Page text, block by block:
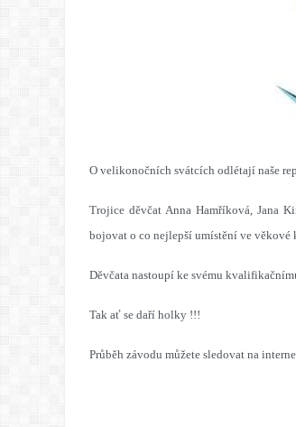
O velikonočních svátcích odlétají naše
Trojice děvčat Anna Hamříková, Jana
bojovat o co nejlepší umístění ve věkové
Děvčata nastoupí ke svému
Tak ať se daří holky !!!
Průběh závodu můžete sledovat na